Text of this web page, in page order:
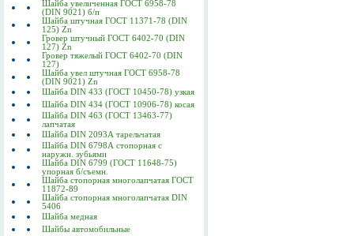
Шайба увеличенная ГОСТ 6958-78
(DIN 9021) б/п
Шайба штучная ГОСТ 11371-78 (DIN
125) Zn
Гровер штучный ГОСТ 6402-70 (DIN
127) Zn
Гровер тяжелый ГОСТ 6402-70 (DIN
127)
Шайба увел штучная ГОСТ 6958-78
(DIN 9021) Zn
Шайба DIN 433 (ГОСТ 10450-78) узкая
Шайба DIN 434 (ГОСТ 10906-78) косая
Шайба DIN 463 (ГОСТ 13463-77)
лапчатая
Шайба DIN 2093А тарельчатая
Шайба DIN 6798А стопорная с
наружн. зубьями
Шайба DIN 6799 (ГОСТ 11648-75)
упорная б/съемн.
Шайба стопорная многолапчатая ГОСТ
11872-89
Шайба стопорная многолапчатая DIN
5406
Шайба медная
Шайбы автомобильные